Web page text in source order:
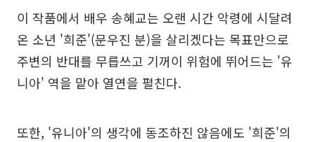
이 작품에서 배우 송혜교는 오랜 시간 악령에 시달려
온 소년 '희준'(문우진 분)을 살리겠다는 목표만으로
주변의 반대를 무릅쓰고 기꺼이 위험에 뛰어드는 '유
니아' 역을 맡아 열연을 펼친다.
또한, '유니아'의 생각에 동조하진 않음에도 '희준'의